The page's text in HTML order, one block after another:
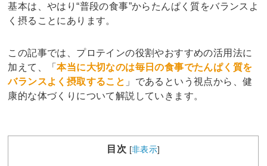
基本は、やはり“普段の食事”からたんぱく質をバランスよ
く摂ることにあります。
この記事では、プロテインの役割やおすすめの活用法に
加えて、「本当に大切なのは毎日の食事でたんぱく質を
バランスよく摂取すること 」であるという視点から、健
康的な体づくりについて解説していきます。
目次 [非表示]